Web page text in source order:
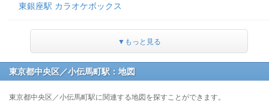
東銀座駅 カラオケボックス
▼もっと見る
東京都中央区／小伝馬町駅：地図
東京都中央区／小伝馬町駅に関連する地図を探すことができます。